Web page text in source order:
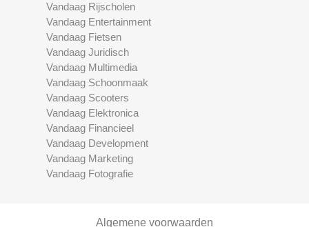
Vandaag Rijscholen
Vandaag Entertainment
Vandaag Fietsen
Vandaag Juridisch
Vandaag Multimedia
Vandaag Schoonmaak
Vandaag Scooters
Vandaag Elektronica
Vandaag Financieel
Vandaag Development
Vandaag Marketing
Vandaag Fotografie
Algemene voorwaarden